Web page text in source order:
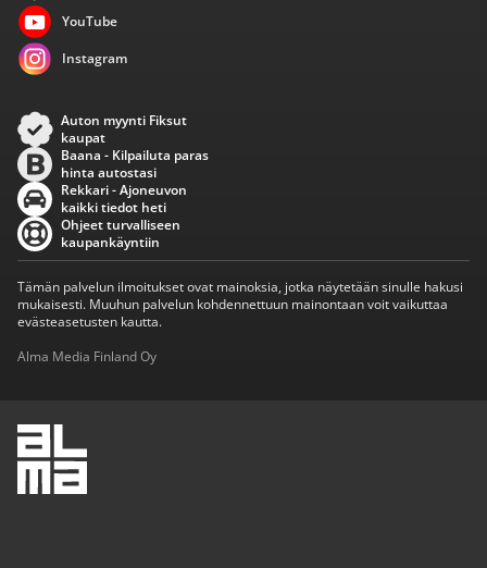
YouTube
Instagram
Auton myynti Fiksut
kaupat
Baana - Kilpailuta paras
hinta autostasi
Rekkari - Ajoneuvon
kaikki tiedot heti
Ohjeet turvalliseen
kaupankäyntiin
Tämän palvelun ilmoitukset ovat mainoksia, jotka näytetään sinulle hakusi
mukaisesti. Muuhun palvelun kohdennettuun mainontaan voit vaikuttaa
evästeasetusten kautta.
Alma Media Finland Oy